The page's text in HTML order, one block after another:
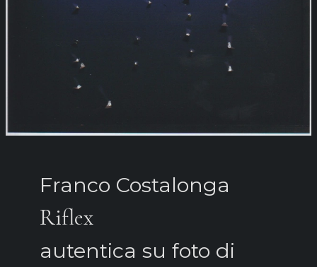
Franco Costalonga
Riflex
autentica su foto di